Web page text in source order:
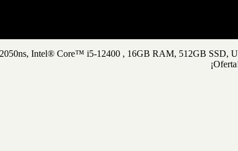
Intel® Core™ i5-12400 , 16GB RAM, 512GB SSD,